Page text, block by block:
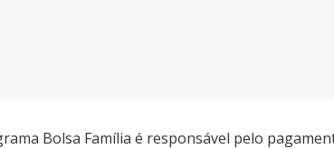
Bolsa Família é responsável pelo